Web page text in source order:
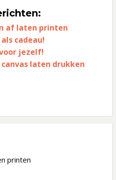
af laten printen
cadeau!
jezelf!
laten drukken
printen